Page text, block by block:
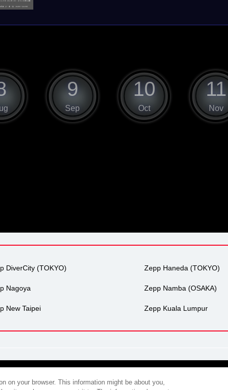
9
Sep
10
Oct
11
Nov
DiverCity (TOKYO) Zepp Haneda (TOKYO)
Nagoya Zepp Namba (OSAKA)
New Taipei Zepp Kuala Lumpur
会社概要 プライバシーポリシー
on your browser. This information might be about you,